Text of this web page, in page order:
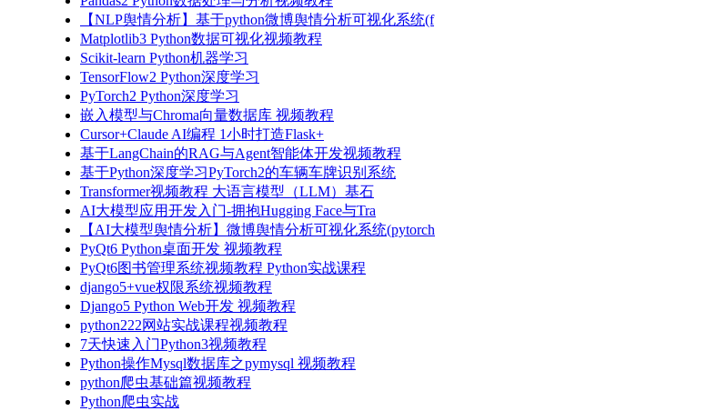
【NLP舆情分析】基于python微博舆情分析可视化系统(f
Matplotlib3 Python数据可视化视频教程
Scikit-learn Python机器学习
TensorFlow2 Python深度学习
PyTorch2 Python深度学习
嵌入模型与Chroma向量数据库 视频教程
Cursor+Claude AI编程 1小时打造Flask+
基于LangChain的RAG与Agent智能体开发视频教程
基于Python深度学习PyTorch2的车辆车牌识别系统
Transformer视频教程 大语言模型（LLM）基石
AI大模型应用开发入门-拥抱Hugging Face与Tra
【AI大模型舆情分析】微博舆情分析可视化系统(pytorch
PyQt6 Python桌面开发 视频教程
PyQt6图书管理系统视频教程 Python实战课程
django5+vue权限系统视频教程
Django5 Python Web开发 视频教程
python222网站实战课程视频教程
7天快速入门Python3视频教程
Python操作Mysql数据库之pymysql 视频教程
python爬虫基础篇视频教程
Python爬虫实战